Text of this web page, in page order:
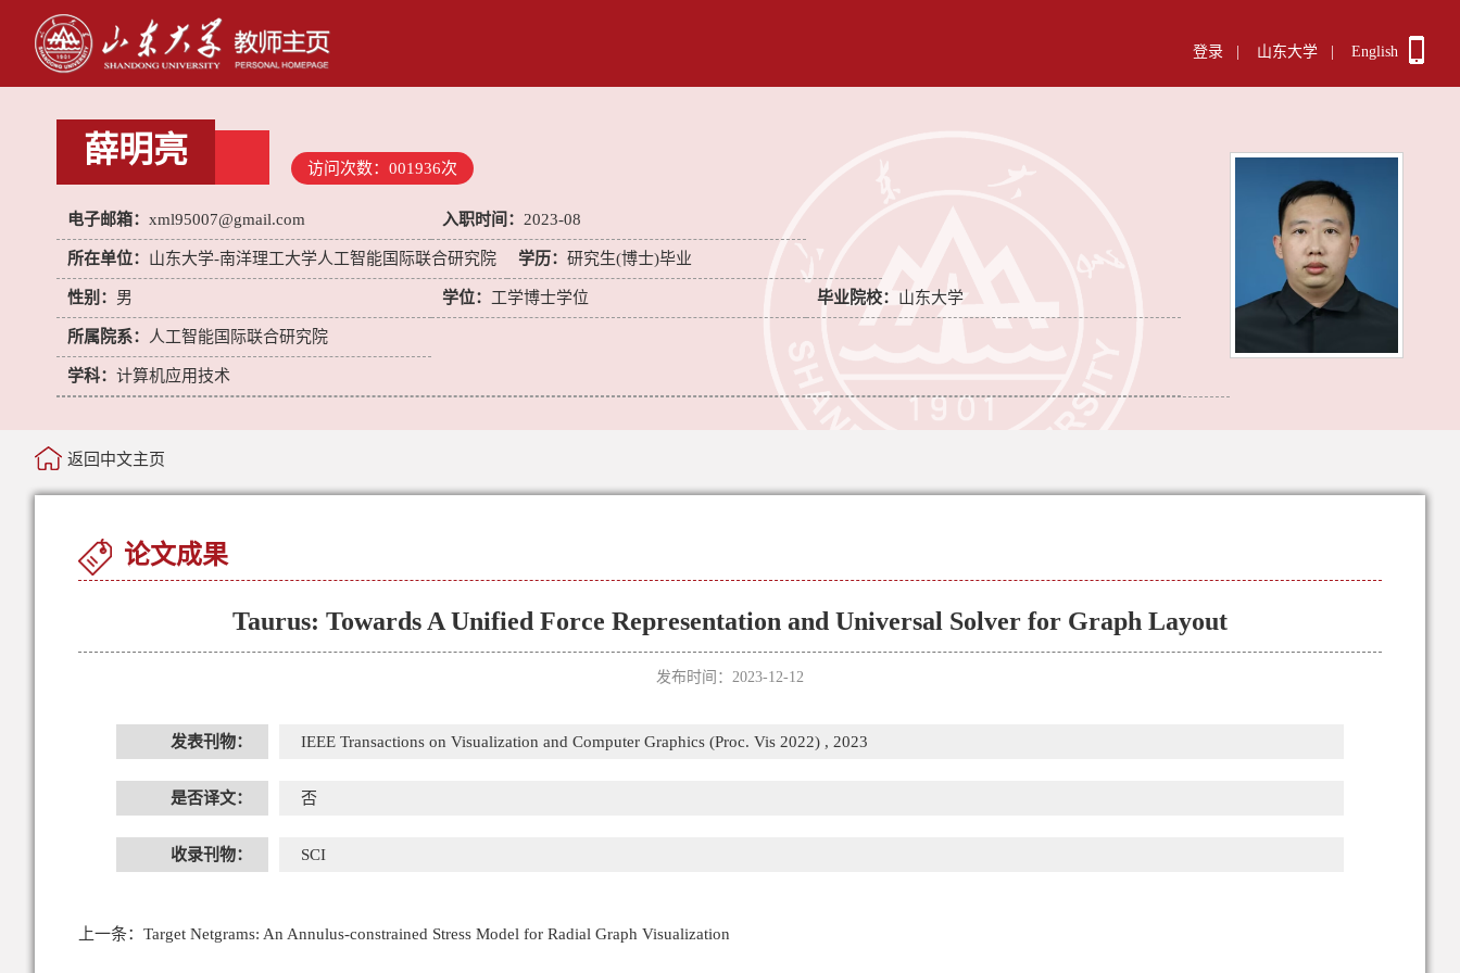
登录 山东大学 English
薛明亮 访问次数： 001936次
电子邮箱： xml95007@gmail.com 入职时间： 2023-08
所在单位： 山东大学-南洋理工大学人工智能国际联合研究院 学历： 研究生(博士)毕业
性别： 男 学位： 工学博士学位 毕业院校： 山东大学
所属院系： 人工智能国际联合研究院
学科： 计算机应用技术
返回中文主页
论文成果
Taurus: Towards A Unified Force Representation and Universal Solver for Graph Layout
发布时间：2023-12-12
发表刊物： IEEE Transactions on Visualization and Computer Graphics (Proc. Vis 2022) , 2023
是否译文： 否
收录刊物： SCI
上一条： Target Netgrams: An Annulus-constrained Stress Model for Radial Graph Visualization